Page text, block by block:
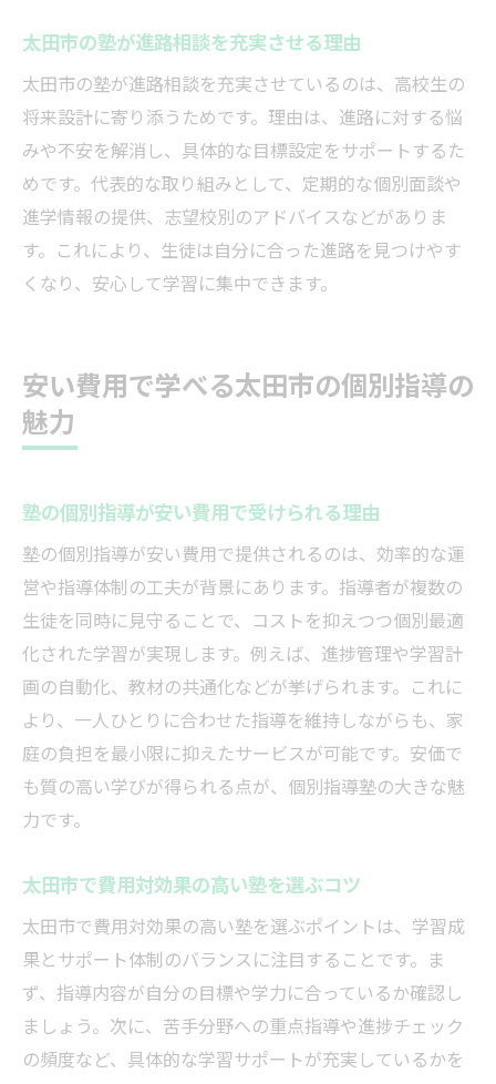
太田市の塾が進路相談を充実させる理由
太田市の塾が進路相談を充実させているのは、高校生の
将来設計に寄り添うためです。理由は、進路に対する悩
みや不安を解消し、具体的な目標設定をサポートするた
めです。代表的な取り組みとして、定期的な個別面談や
進学情報の提供、志望校別のアドバイスなどがありま
す。これにより、生徒は自分に合った進路を見つけやす
くなり、安心して学習に集中できます。
安い費用で学べる太田市の個別指導の
魅力
塾の個別指導が安い費用で受けられる理由
塾の個別指導が安い費用で提供されるのは、効率的な運
営や指導体制の工夫が背景にあります。指導者が複数の
生徒を同時に見守ることで、コストを抑えつつ個別最適
化された学習が実現します。例えば、進捗管理や学習計
画の自動化、教材の共通化などが挙げられます。これに
より、一人ひとりに合わせた指導を維持しながらも、家
庭の負担を最小限に抑えたサービスが可能です。安価で
も質の高い学びが得られる点が、個別指導塾の大きな魅
力です。
太田市で費用対効果の高い塾を選ぶコツ
太田市で費用対効果の高い塾を選ぶポイントは、学習成
果とサポート体制のバランスに注目することです。ま
ず、指導内容が自分の目標や学力に合っているか確認し
ましょう。次に、苦手分野への重点指導や進捗チェック
の頻度など、具体的な学習サポートが充実しているかを